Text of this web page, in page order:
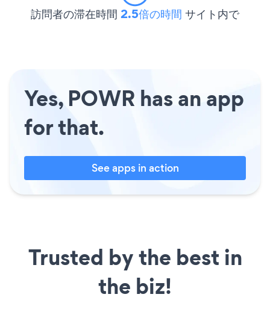
訪問者の滞在時間 2.5倍の時間 サイト内で
Yes, POWR has an app
for that.
See apps in action
Trusted by the best in
the biz!